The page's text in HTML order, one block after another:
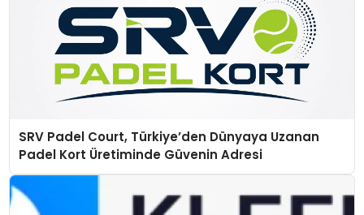
SRV Padel Court, Türkiye’den Dünyaya Uzanan
Padel Kort Üretiminde Güvenin Adresi